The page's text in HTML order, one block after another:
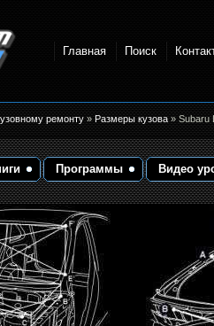
Главная Поиск
ремонту»Размеры кузова» Subaru
Программы Видео